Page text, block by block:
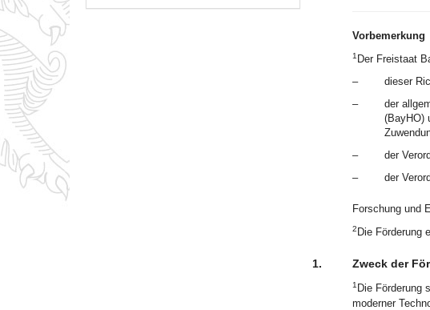
Vorbemerkung
1 Der Freistaat
–
dieser
–
der
(BayHO)
–
der
–
der
Forschung und
2 Die Förderung
1. Zweck der
1 Die Förderung
moderner